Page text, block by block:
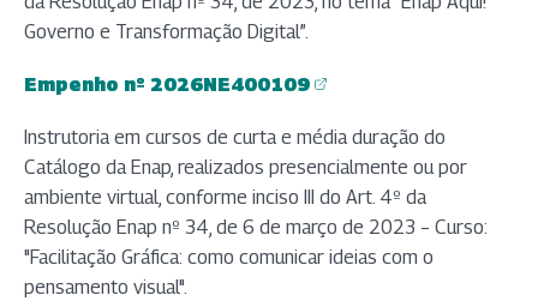
Governo e Transformação Digital”.
Empenho nº 2026NE400109
(abre em nova aba)
Instrutoria em cursos de curta e média duração do
Catálogo da Enap, realizados presencialmente ou por
ambiente virtual, conforme inciso III do Art. 4º da
Resolução Enap nº 34, de 6 de março de 2023 – Curso:
"Facilitação Gráfica: como comunicar ideias com o
pensamento visual".